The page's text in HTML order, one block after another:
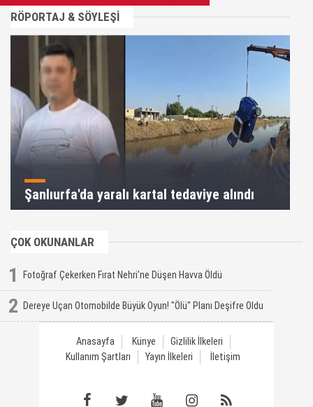
RÖPORTAJ & SÖYLEŞİ
Şanlıurfa'da yaralı kartal tedaviye alındı
ÇOK OKUNANLAR
1 Fotoğraf Çekerken Fırat Nehri'ne Düşen Havva Öldü
2 Dereye Uçan Otomobilde Büyük Oyun! "Ölü" Planı Deşifre Oldu
Anasayfa Künye
Gizlilik İlkeleri
Kullanım Şartları
Yayın İlkeleri İletişim